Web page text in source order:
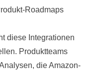
Roadmaps
diese Integrationen
Produktteams
die Amazon-